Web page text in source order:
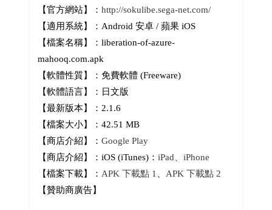
【官方網站】： http://sokulibe.sega-net.com/
【適用系統】：Android 安卓 / 蘋果 iOS
【檔案名稱】：liberation-of-azure-
mahooq.com.apk
【軟體性質】：免費軟體 (Freeware)
【軟體語言】：日文版
【最新版本】：2.1.6
【檔案大小】：42.51 MB
【商店介紹】： Google Play
【商店介紹】：iOS (iTunes)： iPad、iPhone
【檔案下載】： APK 下載點 1、 APK 下載點 2
【贊助商廣告】